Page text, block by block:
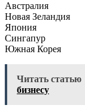
Австралия
Новая Зеландия
Япония
Сингапур
Южная Корея
Читать статью
бизнесу